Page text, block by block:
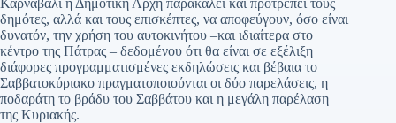
Καρναβάλι η Δημοτική Αρχή παρακαλεί και προτρέπει τους
δημότες, αλλά και τους επισκέπτες, να αποφεύγουν, όσο είναι
δυνατόν, την χρήση του αυτοκινήτου –και ιδιαίτερα στο
κέντρο της Πάτρας – δεδομένου ότι θα είναι σε εξέλιξη
διάφορες προγραμματισμένες εκδηλώσεις και βέβαια το
Σαββατοκύριακο πραγματοποιούνται οι δύο παρελάσεις, η
ποδαράτη το βράδυ του Σαββάτου και η μεγάλη παρέλαση
της Κυριακής.